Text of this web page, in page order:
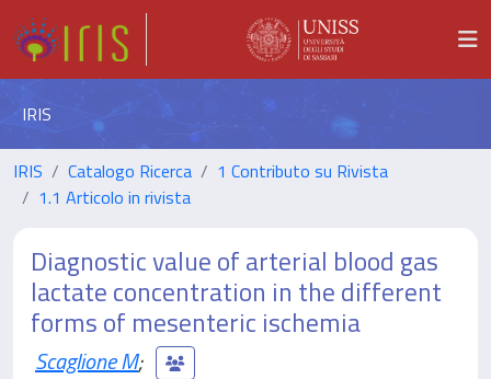
IRIS
IRIS Catalogo Ricerca
1 Contributo su Rivista
1.1 Articolo in rivista
Diagnostic value of arterial blood gas
lactate concentration in the different
forms of mesenteric ischemia
Scaglione M;